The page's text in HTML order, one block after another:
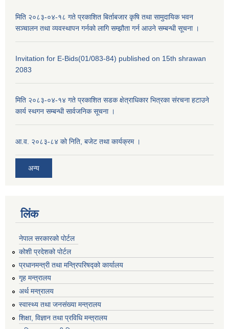
मिति २०८३-०४-१८ गते प्रकाशित बिर्ताबजार कृषि तथा सामुदायिक भवन
सञ्चालन तथा व्यवस्थापन गर्नको लागि सम्झौता गर्न आउने सम्बन्धी सूचना ।
Invitation for E-Bids(01/083-84) published on 15th shrawan
2083
मिति २०८३-०४-१४ गते प्रकाशित सडक क्षेत्राधिकार भित्रका संरचना हटाउने
कार्य स्थगन सम्बन्धी सार्वजनिक सूचना ।
आ.व. २०८३-८४ को निति, बजेट तथा कार्यक्रम ।
अन्य
लिंक
नेपाल सरकारको पोर्टल
कोशी प्रदेशको पोर्टल
प्रधानमन्‍त्री तथा मन्‍त्रिपरिषद्को कार्यालय
गृह मन्‍त्रालय
अर्थ मन्त्रालय
स्वास्थ्य तथा जनसंख्या मन्त्रालय
शिक्षा, विज्ञान तथा प्रविधि मन्त्रालय